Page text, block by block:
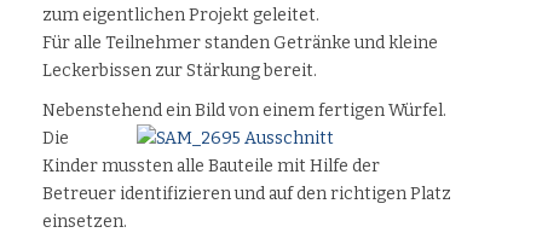
zum eigentlichen Projekt geleitet.
Für alle Teilnehmer standen Getränke und kleine
Leckerbissen zur Stärkung bereit.
Nebenstehend ein Bild von einem fertigen Würfel.
Die
Kinder mussten alle Bauteile mit Hilfe der
Betreuer identifizieren und auf den richtigen Platz
einsetzen.